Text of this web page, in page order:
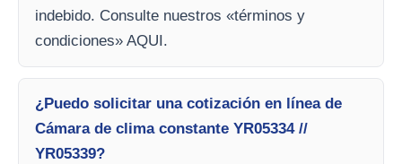
indebido. Consulte nuestros «términos y
condiciones» AQUI.
¿Puedo solicitar una cotización en línea de
Cámara de clima constante YR05334 //
YR05339?